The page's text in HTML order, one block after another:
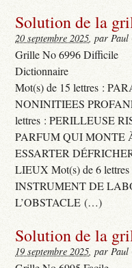
Solution de la
20 septembre 2025, par Paul
Grille No 6996 Difficile
Dictionnaire
Mot(s) de 15 lettres :
NONINITIEES
lettres : PERILLEUSE
PARFUM QUI MONTE
ESSARTER
LIEUX Mot(s) de 6
INSTRUMENT DE
L’OBSTACLE (…)
Solution de la
19 septembre 2025, par Paul